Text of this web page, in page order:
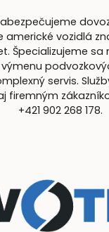
americké vozidlá
Špecializujeme
servis.
firemným
+421 902 268 178.